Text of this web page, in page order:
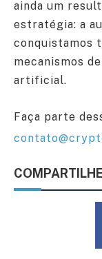
ainda um
estratégia: a
conquistamos
mecanismos
artificial.
Faça parte